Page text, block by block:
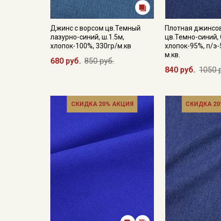
Джинс с ворсом цв.Темный
лазурно-синий, ш.1.5м,
хлопок-100%, 330гр/м.кв
680 руб. 850 руб.
Плотная
цв.Темно-
хлопок-95%, п/
м.кв.
840 руб. 1050
СКИДКА 20% АКЦИЯ СКИДКА